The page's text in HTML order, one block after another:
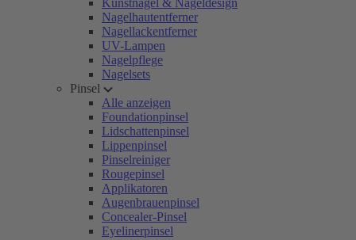
Kunstnägel & Nageldesign
Nagelhautentferner
Nagellackentferner
UV-Lampen
Nagelpflege
Nagelsets
Pinsel
Alle anzeigen
Foundationpinsel
Lidschattenpinsel
Lippenpinsel
Pinselreiniger
Rougepinsel
Applikatoren
Augenbrauenpinsel
Concealer-Pinsel
Eyelinerpinsel